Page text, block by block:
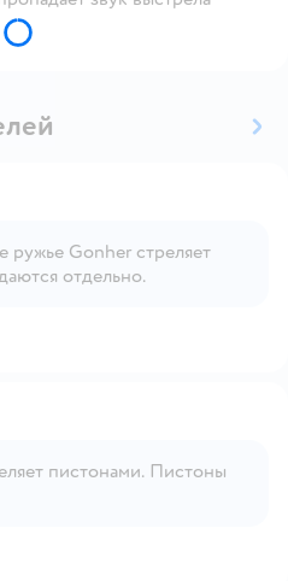
Открыть вопрос
ружье Gonher стреляет
отдельно.
пистонами. Пистоны